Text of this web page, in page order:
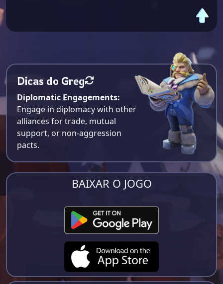
Dicas do Greg
Diplomatic Engagements:
Engage in diplomacy with other
alliances for trade, mutual
support, or non-aggression
pacts.
BAIXAR O JOGO